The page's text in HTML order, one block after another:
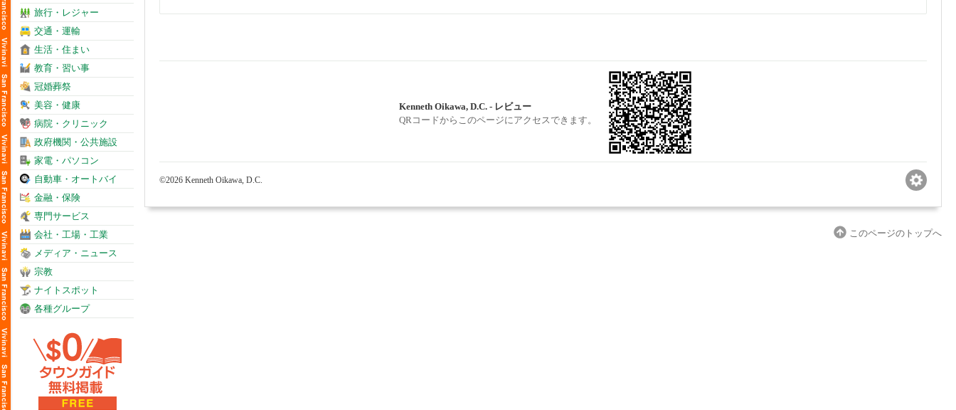
旅行・レジャー
交通・運輸
生活・住まい
教育・習い事
冠婚葬祭
美容・健康
病院・クリニック
政府機関・公共施設
家電・パソコン
自動車・オートバイ
金融・保険
専門サービス
会社・工場・工業
メディア・ニュース
宗教
ナイトスポット
各種グループ
Kenneth Oikawa, D.C. - レビュー
QRコードからこのページにアクセスできます。
©2026 Kenneth Oikawa, D.C.
このページのトップへ